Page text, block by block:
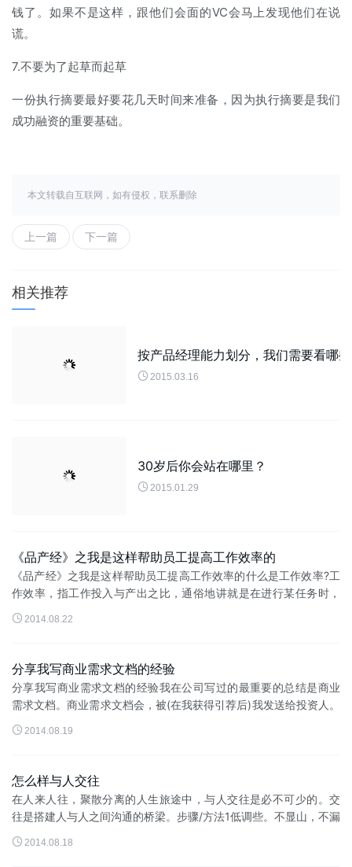
钱了。如果不是这样，跟他们会面的VC会马上发现他们在说
谎。
7.不要为了起草而起草
一份执行摘要最好要花几天时间来准备，因为执行摘要是我们
成功融资的重要基础。
本文转载自互联网，如有侵权，联系删除
上一篇 下一篇
相关推荐
按产品经理能力划分，我们需要看哪
 2015.03.16
30岁后你会站在哪里？
 2015.01.29
《品产经》之我是这样帮助员工提高工作效率的
《品产经》之我是这样帮助员工提高工作效率的什么是工作效率?工
作效率，指工作投入与产出之比，通俗地讲就是在进行某任务时，
取得的成绩与所用时间、精力、金钱等的比值。什么是高效率?高效
率，指最短的时间内高质...
 2014.08.22
分享我写商业需求文档的经验
分享我写商业需求文档的经验我在公司写过的最重要的总结是商业
需求文档。商业需求文档会，被(在我获得引荐后)我发送给投资人。
有可能，我将获得与投资人会谈的机会。还有可能，它将引起其他
投资人的兴趣。我写商业...
 2014.08.19
怎么样与人交往
在人来人往，聚散分离的人生旅途中，与人交往是必不可少的。交
往是搭建人与人之间沟通的桥梁。步骤/方法1低调些。不显山，不漏
水，不显能，不露富，不张扬，不哗众取宠，不嫉贤妒能。与人相
处低调些，会有好人缘，...
 2014.08.18